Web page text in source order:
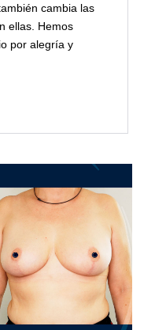
cambia las
ellas. Hemos
por alegría y